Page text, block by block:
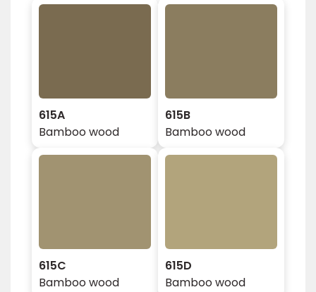
615A
Bamboo wood
615B
Bamboo wood
615C
Bamboo wood
615D
Bamboo wood